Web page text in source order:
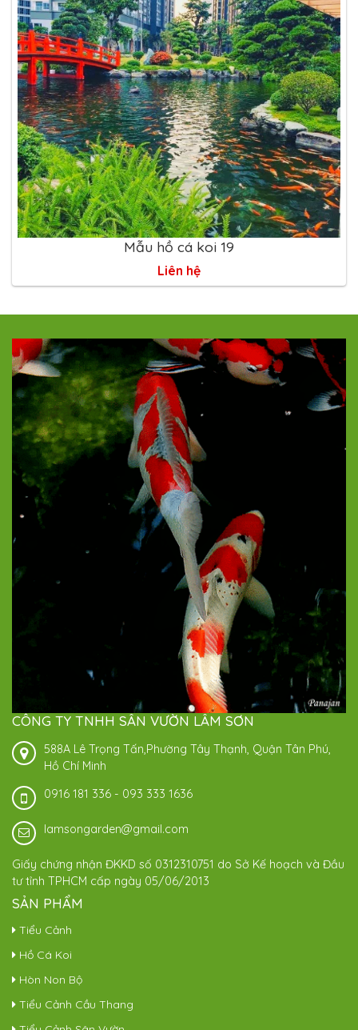
Mẫu hồ cá koi 19
Liên hệ
CÔNG TY TNHH SÂN VƯỜN LÂM SƠN
588A Lê Trọng Tấn,Phường Tây Thạnh, Quận Tân Phú,
Hồ Chí Minh
0916 181 336 - 093 333 1636
lamsongarden@gmail.com
Giấy chứng nhận ĐKKD số 0312310751 do Sở Kế hoạch và Đầu
tư tỉnh TPHCM cấp ngày 05/06/2013
SẢN PHẨM
Tiểu Cảnh
Hồ Cá Koi
Hòn Non Bộ
Tiểu Cảnh Cầu Thang